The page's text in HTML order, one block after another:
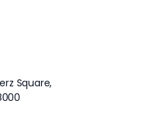
Square,